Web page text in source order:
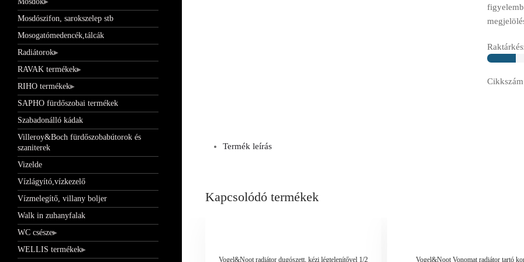
Termék leírás
Kapcsolódó termékek
Vogel&Noot radiátor dugószett, kézi légtelenítővel 1/2 Vogel&Noot Vonomat radiátor tartó
Mosdószifon, sarokszelep stb
Mosogatómedencék,tálcák
Radiátorok
RAVAK termékek
RIHO termékek
SAPHO fürdőszobai termékek
Szabadonálló kádak
Villeroy&Boch fürdőszobabútorok és
szaniterek
Vizelde
Vízlágyító,vízkezelő
Vízmelegítő, villany boljer
Walk in zuhanyfalak
WC csésze
WELLIS termékek